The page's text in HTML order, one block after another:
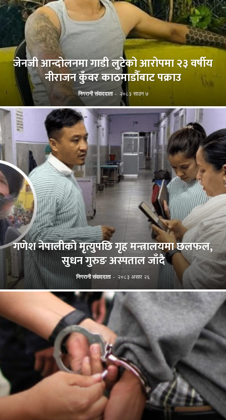
जेनजी आन्दोलनमा गाडी लुटेको आरोपमा २३ वर्षीय
नीराजन कुँवर काठमाडौँबाट पक्राउ
निगरानी संवाददाता - २०८३ साउन ७
गणेश नेपालीको मृत्युपछि गृह मन्त्रालयमा छलफल,
सुधन गुरुङ अस्पताल जाँदै
निगरानी संवाददाता - २०८३ असार २६